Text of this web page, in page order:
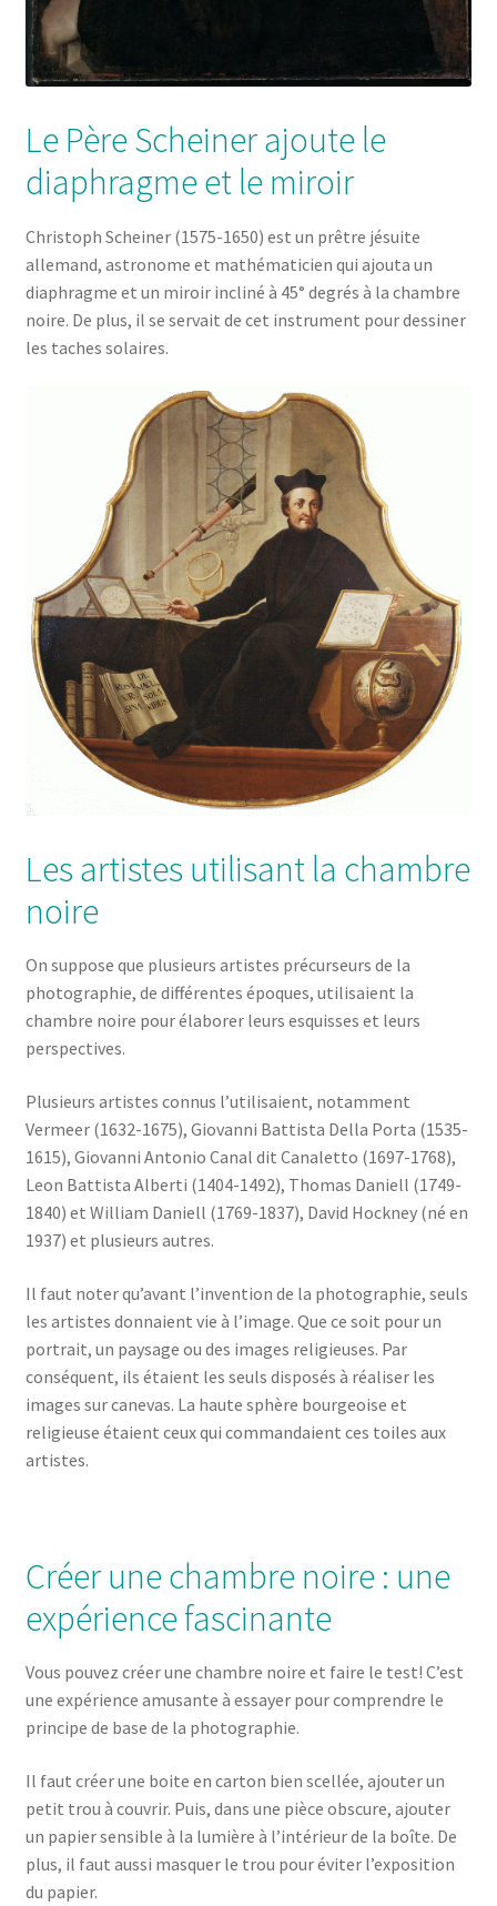
Le Père Scheiner ajoute le
diaphragme et le miroir
Christoph Scheiner (1575-1650) est un prêtre jésuite
allemand, astronome et mathématicien qui ajouta un
diaphragme et un miroir incliné à 45° degrés à la chambre
noire. De plus, il se servait de cet instrument pour dessiner
les taches solaires.
Les artistes utilisant la chambre
noire
On suppose que plusieurs artistes précurseurs de la
photographie, de différentes époques, utilisaient la
chambre noire pour élaborer leurs esquisses et leurs
perspectives.
Plusieurs artistes connus l’utilisaient, notamment
Vermeer (1632-1675), Giovanni Battista Della Porta (1535-
1615), Giovanni Antonio Canal dit Canaletto (1697-1768),
Leon Battista Alberti (1404-1492), Thomas Daniell (1749-
1840) et William Daniell (1769-1837), David Hockney (né en
1937) et plusieurs autres.
Il faut noter qu’avant l’invention de la photographie, seuls
les artistes donnaient vie à l’image. Que ce soit pour un
portrait, un paysage ou des images religieuses. Par
conséquent, ils étaient les seuls disposés à réaliser les
images sur canevas. La haute sphère bourgeoise et
religieuse étaient ceux qui commandaient ces toiles aux
artistes.
Créer une chambre noire : une
expérience fascinante
Vous pouvez créer une chambre noire et faire le test! C’est
une expérience amusante à essayer pour comprendre le
principe de base de la photographie.
Il faut créer une boite en carton bien scellée, ajouter un
petit trou à couvrir. Puis, dans une pièce obscure, ajouter
un papier sensible à la lumière à l’intérieur de la boîte. De
plus, il faut aussi masquer le trou pour éviter l’exposition
du papier.